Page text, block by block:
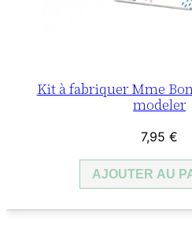
Kit à fabriquer Mme
modeler
7,95€
AJOUTER AU